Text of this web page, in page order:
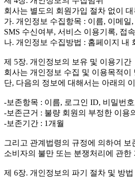
회사는 별도의 회원가입 절차 없이
가. 개인정보 수집항목 : 이름, 이메
SMS 수신여부, 서비스 이용기록, 접
나. 개인정보 수집방법 : 홈페이지 내
제 5장. 개인정보의 보유 및 이용기간
회사는 개인정보 수집 및 이용목적
단, 다음의 정보에 대해서는 아래의
-보존항목 : 이름, 로그인 ID, 비밀번
-보존근거 : 불량 회원의 부정한 이용
-보존기간 : 1개월
그리고 관계법령의 규정에 의하여
소비자의 불만 또는 분쟁처리에 관
제 6장. 개인정보의 파기 절차 및 방법